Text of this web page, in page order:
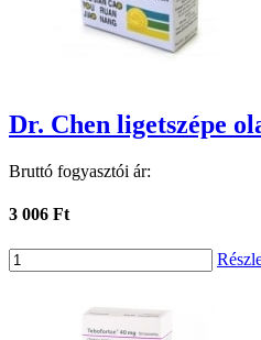
Dr. Chen ligetszépe
Bruttó fogyasztói ár:
3 006 Ft